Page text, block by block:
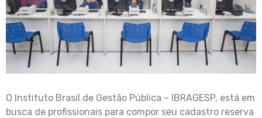
O Instituto Brasil de Gestão Pública – IBRAGESP, está em
busca de profissionais para compor seu cadastro reserva